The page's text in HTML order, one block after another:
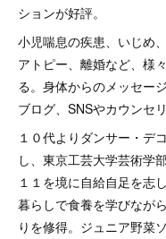
ションが好評。
小児喘息の疾患、いじめ
アトピー、離婚など、様
る。身体からのメッセー
ブログ、SNSやカウンセ
１０代よりダンサー・デ
し、東京工芸大学芸術学
１１を境に自給自足を志
暮らしで食養を学びなが
りを修得。ジュニア野菜